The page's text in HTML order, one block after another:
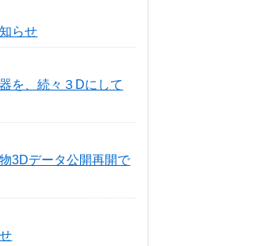
らせ
を、続々３Dにして
3Dデータ公開再開で